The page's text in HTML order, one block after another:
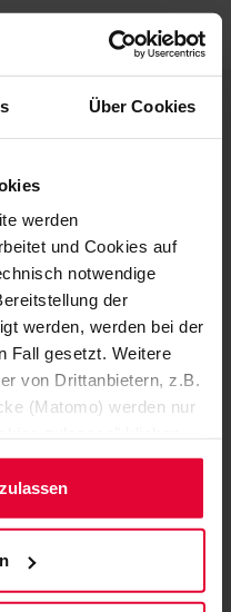
Über Cookies
werden
und Cookies auf
notwendige
der
werden, werden bei der
Fall gesetzt. Weitere
von Drittanbietern, z.B.
(Matomo) werden nur
bitte auf "Nur
Mehr dazu
Einwilligungserklärung
im Fuß der Website)
.